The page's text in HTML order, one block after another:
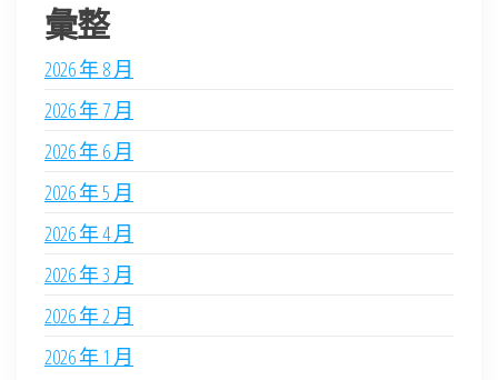
彙整
2026 年 8 月
2026 年 7 月
2026 年 6 月
2026 年 5 月
2026 年 4 月
2026 年 3 月
2026 年 2 月
2026 年 1 月